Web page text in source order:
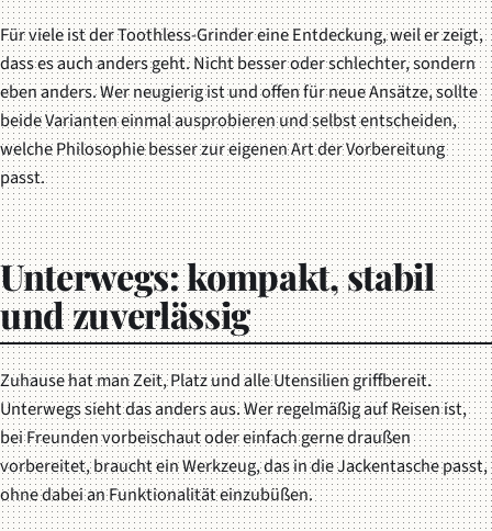
Für viele ist der Toothless-Grinder eine Entdeckung, weil er zeigt,
dass es auch anders geht. Nicht besser oder schlechter, sondern
ebenanders. Wer neugierig ist und offen für neue Ansätze, sollte
beide Varianten einmal ausprobieren und selbst entscheiden,
welche Philosophie besser zur eigenen Art der Vorbereitung
passt.
Unterwegs: kompakt, stabil
und zuverlässig
Zuhause hat man Zeit, Platz und alle Utensilien griffbereit.
Unterwegs sieht das anders aus. Wer regelmäßig auf Reisen ist,
bei Freunden vorbeischaut oder einfach gerne draußen
vorbereitet, braucht ein Werkzeug, das in die Jackentasche passt,
ohne dabei an Funktionalität einzubüßen.